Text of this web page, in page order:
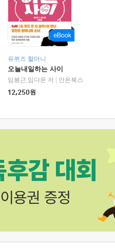
유퀴즈 할머니
오늘내일하는 사이
임봉근,임다운 저
안온북스
12,250원